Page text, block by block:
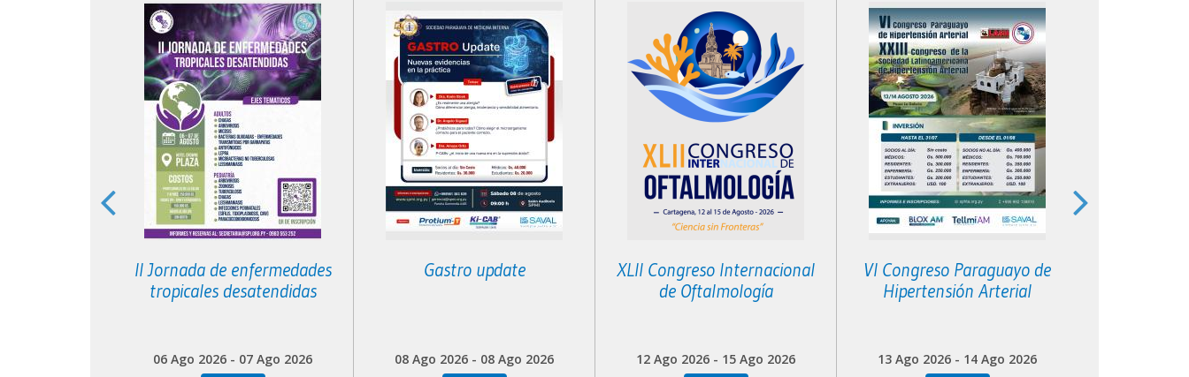
II Jornada de enfermedades
tropicales desatendidas
06 Ago 2026 - 07 Ago 2026
Gastro update
08 Ago 2026 - 08 Ago 2026
XLII Congreso Internacional
de Oftalmología
12 Ago 2026 - 15 Ago 2026
VI Congreso Paraguayo de
Hipertensión Arterial
13 Ago 2026 - 14 Ago 2026